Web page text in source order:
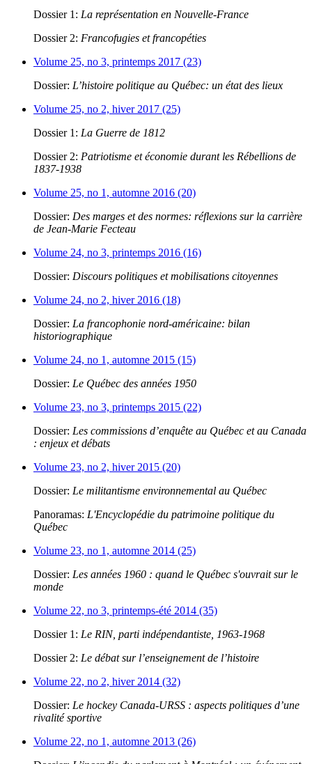
Dossier 1: La représentation en Nouvelle-France
Dossier 2: Francofugies et francopéties
Volume 25, no 3, printemps 2017 (23)
Dossier: L’histoire politique au Québec: un état des lieux
Volume 25, no 2, hiver 2017 (25)
Dossier 1: La Guerre de 1812
Dossier 2: Patriotisme et économie durant les Rébellions de
1837-1938
Volume 25, no 1, automne 2016 (20)
Dossier: Des marges et des normes: réflexions sur la carrière
de Jean-Marie Fecteau
Volume 24, no 3, printemps 2016 (16)
Dossier: Discours politiques et mobilisations citoyennes
Volume 24, no 2, hiver 2016 (18)
Dossier: La francophonie nord-américaine: bilan
historiographique
Volume 24, no 1, automne 2015 (15)
Dossier: Le Québec des années 1950
Volume 23, no 3, printemps 2015 (22)
Dossier: Les commissions d’enquête au Québec et au Canada
: enjeux et débats
Volume 23, no 2, hiver 2015 (20)
Dossier: Le militantisme environnemental au Québec
Panoramas: L'Encyclopédie du patrimoine politique du
Québec
Volume 23, no 1, automne 2014 (25)
Dossier: Les années 1960 : quand le Québec s'ouvrait sur le
monde
Volume 22, no 3, printemps-été 2014 (35)
Dossier 1: Le RIN, parti indépendantiste, 1963-1968
Dossier 2: Le débat sur l’enseignement de l’histoire
Volume 22, no 2, hiver 2014 (32)
Dossier: Le hockey Canada-URSS : aspects politiques d’une
rivalité sportive
Volume 22, no 1, automne 2013 (26)